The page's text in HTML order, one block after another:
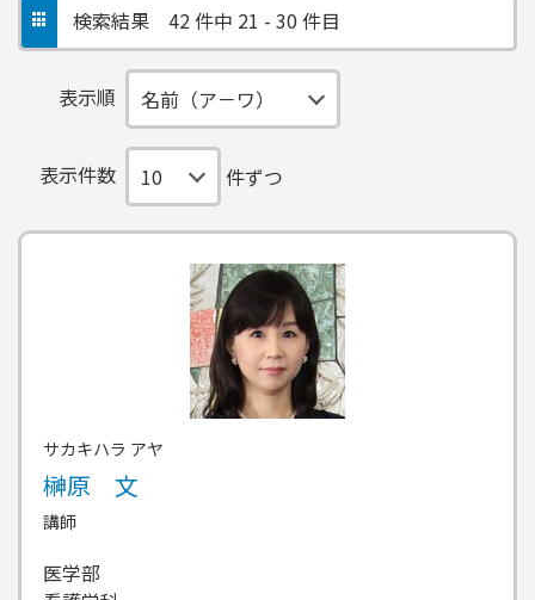
検索結果 42 件中 21 - 30 件目
表示順
表示件数 件ずつ
サカキハラ アヤ
榊原 文
講師
医学部